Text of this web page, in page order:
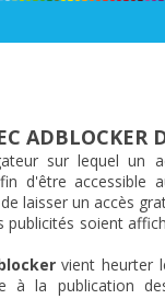
ADBLOCKER
sur lequel un
d'être accessible
laisser un accès
publicités soient
vient heurter
à la publication